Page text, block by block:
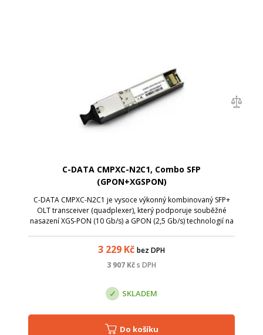
C-DATA CMPXC-N2C1, Combo SFP
(GPON+XGSPON)
C-DATA CMPXC-N2C1 je vysoce výkonný kombinovaný SFP+
OLT transceiver (quadplexer), který podporuje souběžné
nasazení XGS-PON (10 Gb/s) a GPON (2,5 Gb/s) technologií na
3 229 Kč bez DPH
3 907 Kčs DPH
SKLADEM
Do košíku